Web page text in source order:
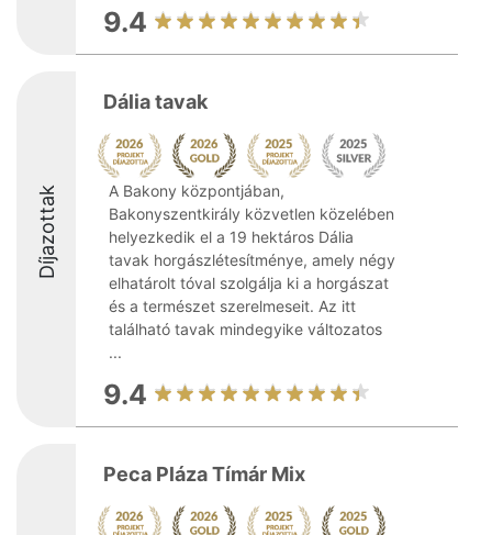
9.4
Díjazottak
Dália tavak
A Bakony központjában,
Bakonyszentkirály közvetlen közelében
helyezkedik el a 19 hektáros Dália
tavak horgászlétesítménye, amely négy
elhatárolt tóval szolgálja ki a horgászat
és a természet szerelmeseit. Az itt
található tavak mindegyike változatos
...
9.4
Peca Pláza Tímár Mix